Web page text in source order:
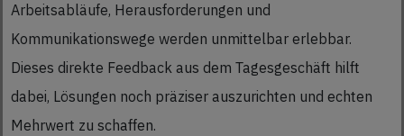
Arbeitsabläufe, Herausforderungen und
Kommunikationswege werden unmittelbar erlebbar.
Dieses direkte Feedback aus dem Tagesgeschäft hilft
dabei, Lösungen noch präziser auszurichten und echten
Mehrwert zu schaffen.